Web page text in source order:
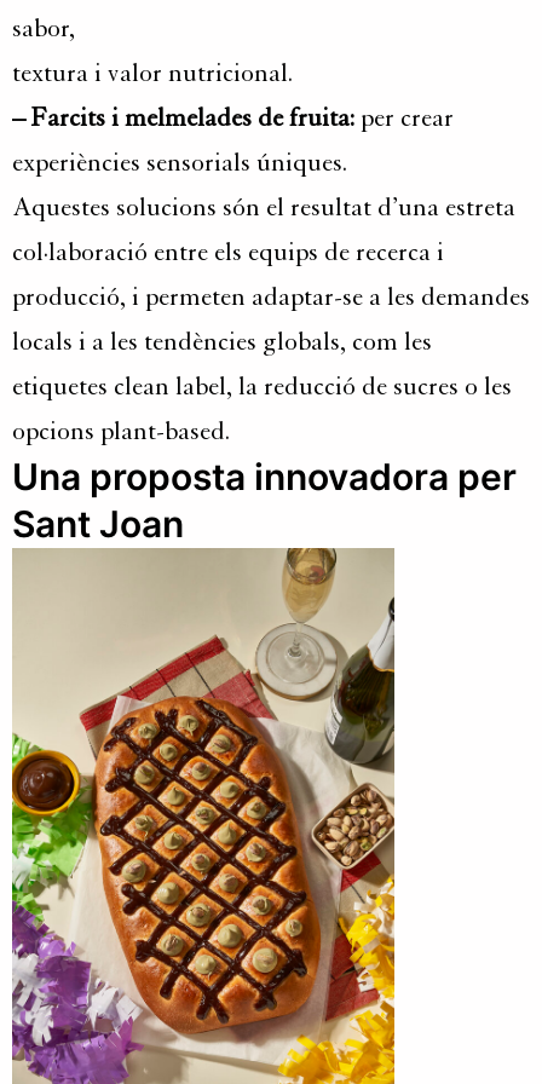
sabor,
textura i valor nutricional.
– Farcits i melmelades de fruita: per crear
experiències sensorials úniques.
Aquestes solucions són el resultat d’una estreta
col·laboració entre els equips de recerca i
producció, i permeten adaptar-se a les demandes
locals i a les tendències globals, com les
etiquetes clean label, la reducció de sucres o les
opcions plant-based.
Una proposta innovadora per
Sant Joan